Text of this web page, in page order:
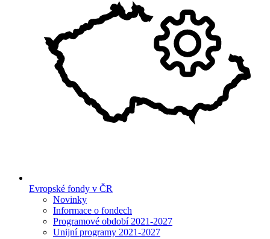
Evropské fondy v ČR
Novinky
Informace o fondech
Programové období 2021-2027
Unijní programy 2021-2027